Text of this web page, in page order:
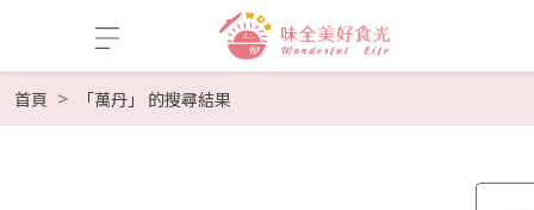
首頁 「萬丹」 的搜尋結果